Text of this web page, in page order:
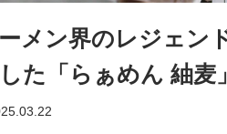
メン界のレジェン
た「らぁめん 紬麦